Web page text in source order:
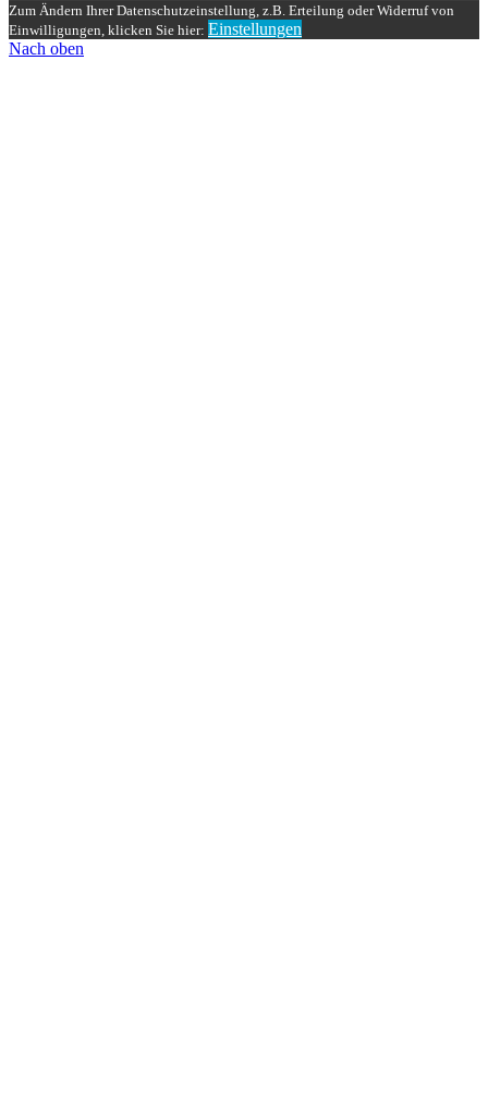
Zum Ändern Ihrer Datenschutzeinstellung, z.B. Erteilung oder Widerruf von
Einwilligungen, klicken Sie hier: Einstellungen
Nach oben